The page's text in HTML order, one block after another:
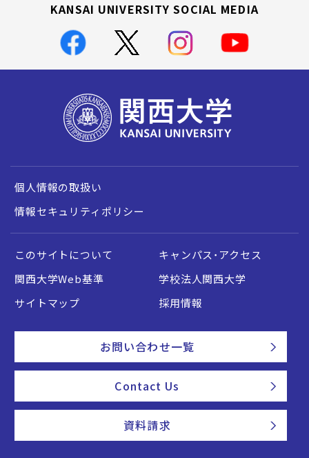
KANSAI UNIVERSITY SOCIAL MEDIA
個人情報の取扱い
情報セキュリティポリシー
このサイトについて
キャンパス・アクセス
関西大学Web基準
学校法人関西大学
サイトマップ
採用情報
お問い合わせ一覧
Contact Us
資料請求